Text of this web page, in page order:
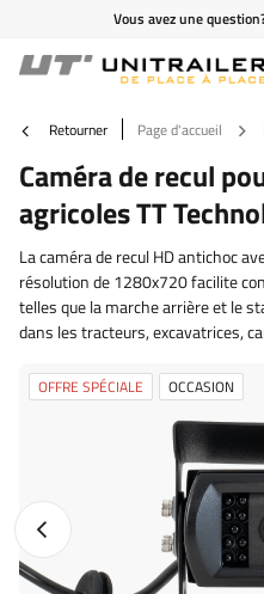
Vous avez une
Retourner Page d'accueil
Caméra de recul
agricoles TT
La caméra de recul HD antichoc
résolution de 1280x720 facilite
telles que la marche arrière et le
dans les tracteurs, excavatrices,
Photo précédente
OFFRE SPÉCIALE OCCASION